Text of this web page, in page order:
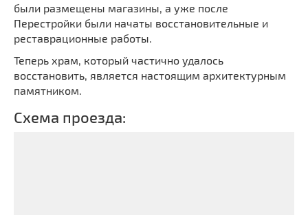
были размещены магазины, а уже после
Перестройки были начаты восстановительные и
реставрационные работы.
Теперь храм, который частично удалось
восстановить, является настоящим архитектурным
памятником.
Схема проезда: